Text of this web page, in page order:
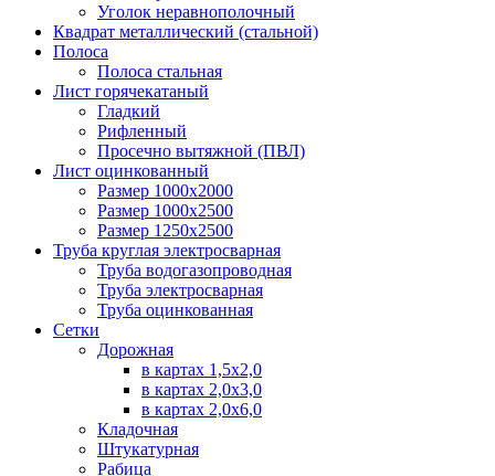
Уголок неравнополочный
Квадрат металлический (стальной)
Полоса
Полоса стальная
Лист горячекатаный
Гладкий
Рифленный
Просечно вытяжной (ПВЛ)
Лист оцинкованный
Размер 1000х2000
Размер 1000х2500
Размер 1250х2500
Труба круглая электросварная
Труба водогазопроводная
Труба электросварная
Труба оцинкованная
Сетки
Дорожная
в картах 1,5х2,0
в картах 2,0х3,0
в картах 2,0х6,0
Кладочная
Штукатурная
Рабица